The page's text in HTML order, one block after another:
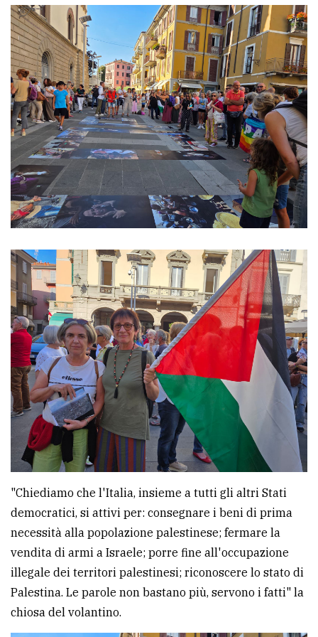
"Chiediamo che l'Italia, insieme a tutti gli altri Stati
democratici, si attivi per: consegnare i beni di prima
necessità alla popolazione palestinese; fermare la
vendita di armi a Israele; porre fine all'occupazione
illegale dei territori palestinesi; riconoscere lo stato di
Palestina. Le parole non bastano più, servono i fatti" la
chiosa del volantino.